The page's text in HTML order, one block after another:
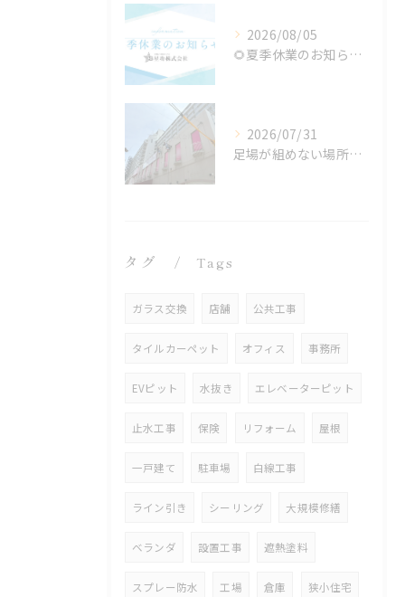
2026/08/05
🌻夏季休業のお知らせ🌻
2026/07/31
足場が組めない場所でも施工可能！ロープアクセス工法の特徴と対応できる工事
タグ Tags
ガラス交換 店舗 公共工事
タイルカーペット オフィス 事務所
EVピット 水抜き エレベーターピット
止水工事 保険 リフォーム 屋根
一戸建て 駐車場 白線工事
ライン引き シーリング 大規模修繕
ベランダ 設置工事 遮熱塗料
スプレー防水 工場 倉庫 狭小住宅